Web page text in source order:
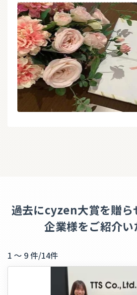
過去にcyzen大賞を贈ら
企業様をご紹介い
1 ～ 9 件/14件